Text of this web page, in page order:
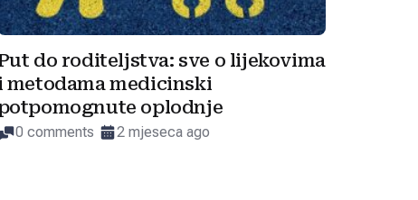
do roditeljstva: sve o lijekovima
metodama medicinski
oplodnje
0 comments 2 mjeseca ago